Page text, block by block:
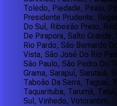
Toledo, Piedade, Piraju,
Presidente Prudente,
Do Sul, Ribeirão Preto,
De Pirapora, Salto
Rio Pardo, São Bernardo
Vista, São José Do Rio
São Paulo, São Pedro Do
Grama, Sarapuí, Sarutaiá,
Taboão Da Serra, Taguaí,
Taquarituba, Tarumã,
Sul, Vinhedo, Votorantim.